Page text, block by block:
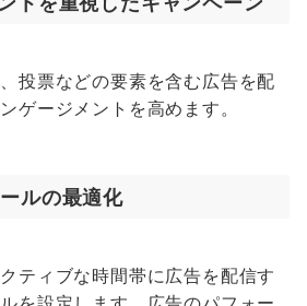
投票などの要素を含む広告を配
ゲージメントを高めます。
ルの最適化
ティブな時間帯に広告を配信す